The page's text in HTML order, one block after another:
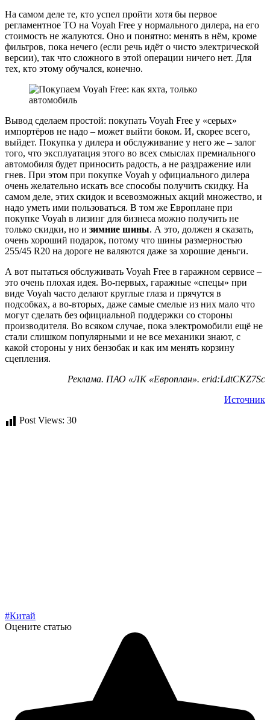
На самом деле те, кто успел пройти хотя бы первое
регламентное ТО на Voyah Free у нормального дилера, на его
стоимость не жалуются. Оно и понятно: менять в нём, кроме
фильтров, пока нечего (если речь идёт о чисто электрической
версии), так что сложного в этой операции ничего нет. Для
тех, кто этому обучался, конечно.
Вывод сделаем простой: покупать Voyah Free у «серых»
импортёров не надо – может выйти боком. И, скорее всего,
выйдет. Покупка у дилера и обслуживание у него же – залог
того, что эксплуатация этого во всех смыслах премиального
автомобиля будет приносить радость, а не раздражение или
гнев. При этом при покупке Voyah у официального дилера
очень желательно искать все способы получить скидку. На
самом деле, этих скидок и всевозможных акций множество, и
надо уметь ими пользоваться. В том же Европлане при
покупке Voyah в лизинг для бизнеса можно получить не
только скидки, но и зимние шины. А это, должен я сказать,
очень хороший подарок, потому что шины размерностью
255/45 R20 на дороге не валяются даже за хорошие деньги.
А вот пытаться обслуживать Voyah Free в гаражном сервисе –
это очень плохая идея. Во-первых, гаражные «спецы» при
виде Voyah часто делают круглые глаза и прячутся в
подсобках, а во-вторых, даже самые смелые из них мало что
могут сделать без официальной поддержки со стороны
производителя. Во всяком случае, пока электромобили ещё не
стали слишком популярными и не все механики знают, с
какой стороны у них бензобак и как им менять корзину
сцепления.
Реклама. ПАО «ЛК «Европлан». erid:LdtCKZ7Sc
Источник
Post Views: 30
#Китай
Оцените статью